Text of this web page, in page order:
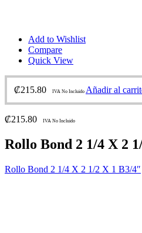
Add to Wishlist
Compare
Quick View
₡215.80 IVA No Incluido Añadir al
₡215.80 IVA No Incluido
Rollo Bond 2 1/4 X 2
Rollo Bond 2 1/4 X 2 1/2 X 1 B3/4″